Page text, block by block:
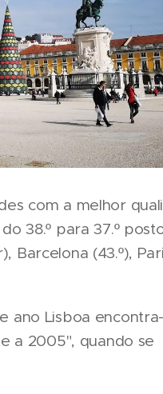
com a melhor
38.º para 37.º
Barcelona (43.º),
ano Lisboa
a 2005", quando se